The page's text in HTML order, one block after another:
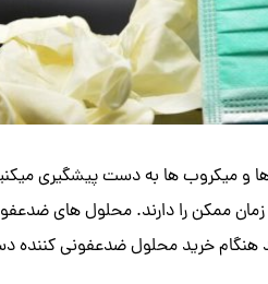
ها و میکروب ها به دست پیشگیری
ممکن را دارند. محلول های
خرید محلول ضدعفونی کننده